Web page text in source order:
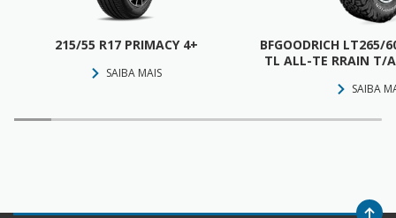
215/55 R17 PRIMACY 4+
SAIBA MAIS
BFGOODRICH LT265/
TL ALL-TE RRAIN T/
SAIBA